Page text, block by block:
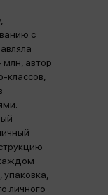
с
автор
личного